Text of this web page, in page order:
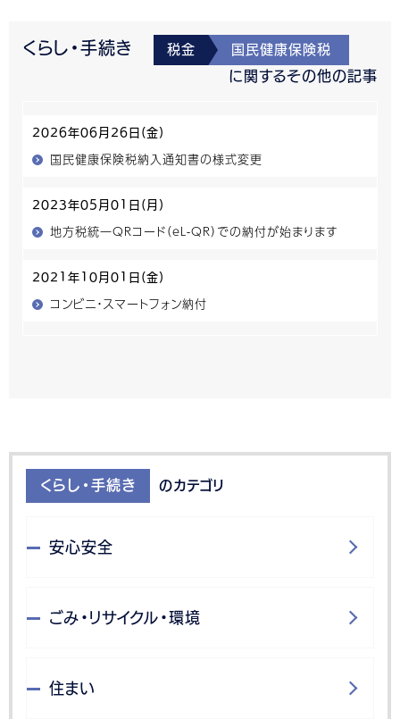
くらし・手続き 税金 国民健康保険税
に関するその他の記事
2026年06月26日(金)
国民健康保険税納入通知書の様式変更
2023年05月01日(月)
地方税統一QRコード（eL-QR）での納付が始まります
2021年10月01日(金)
コンビニ・スマートフォン納付
くらし・手続き のカテゴリ
安心安全
ごみ・リサイクル・環境
住まい